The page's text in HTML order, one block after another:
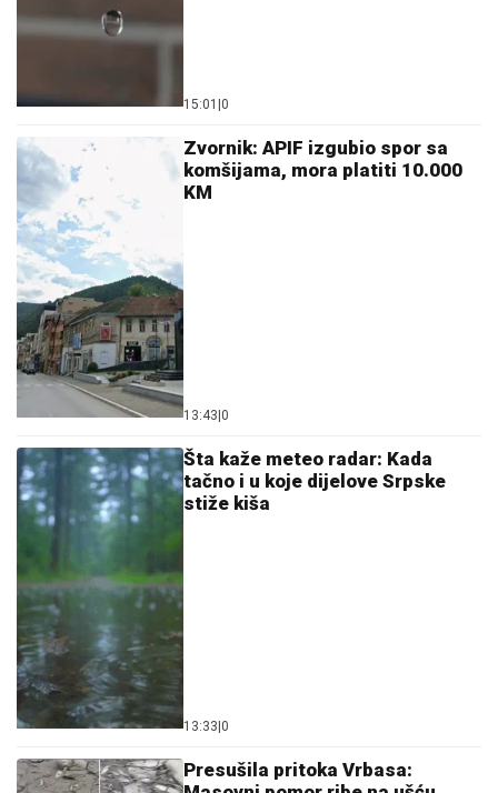
15:01 0
Zvornik: APIF izgubio spor sa
komšijama, mora platiti 10.000
KM
13:43 0
Šta kaže meteo radar: Kada
tačno i u koje dijelove Srpske
stiže kiša
13:33 0
Presušila pritoka Vrbasa: